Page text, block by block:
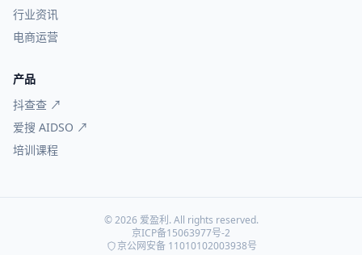
行业资讯
电商运营
产品
抖查查 ↗
爱搜 AIDSO ↗
培训课程
© 2026 爱盈利. All rights reserved.
京ICP备15063977号-2
京公网安备 11010102003938号